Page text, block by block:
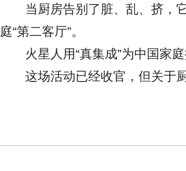
当厨房告别了脏、乱、挤，
庭“第二客厅”。
火星人用“真集成”为中国家
这场活动已经收官，但关于